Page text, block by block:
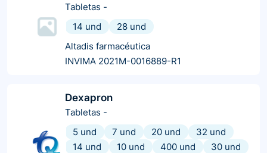
Tabletas -
14 und
28 und
Altadis farmacéutica
INVIMA 2021M-0016889-R1
Dexapron
Tabletas -
5 und
7 und 20 und
32 und
14 und
10 und 400 und
30 und